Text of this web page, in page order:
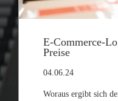
E-Commerce-
Preise
04.06.24
Woraus ergibt sich